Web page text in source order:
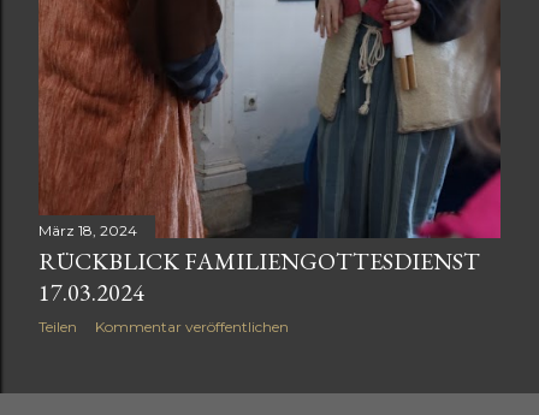
März 18, 2024
RÜCKBLICK FAMILIENGOTTESDIENST
17.03.2024
Teilen Kommentar veröffentlichen